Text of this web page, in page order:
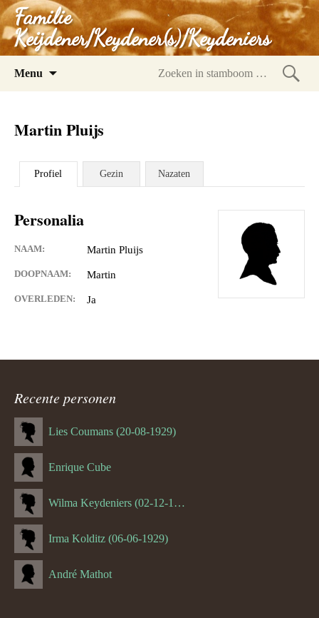
Familie
Keijdener/Keydener(s)/Keydeniers
Menu
Martin Pluijs
Profiel Gezin Nazaten
Personalia
NAAM: Martin Pluijs
DOOPNAAM: Martin
OVERLEDEN: Ja
Recente personen
Lies Coumans (20-08-1929)
Enrique Cube
Wilma Keydeniers (02-12-1953)
Irma Kolditz (06-06-1929)
André Mathot